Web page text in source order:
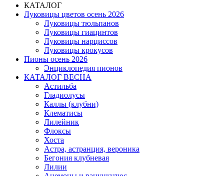
КАТАЛОГ
Луковицы цветов осень 2026
Луковицы тюльпанов
Луковицы гиацинтов
Луковицы нарциссов
Луковицы крокусов
Пионы осень 2026
Энциклопедия пионов
КАТАЛОГ ВЕСНА
Астильба
Гладиолусы
Каллы (клубни)
Клематисы
Лилейник
Флоксы
Хоста
Астра, астранция, вероника
Бегония клубневая
Лилии